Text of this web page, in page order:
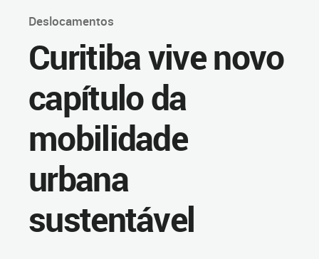
Deslocamentos
Curitiba vive novo
capítulo da
mobilidade
urbana
sustentável